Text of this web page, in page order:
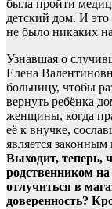
была пройти
детский дом. И
не было никаких
Узнавшая о
Елена
больницу, чтобы
вернуть ребёнка
женщины, когда
её к внучке,
является законным
Выходит, теперь,
родственником
отлучиться в
доверенность?